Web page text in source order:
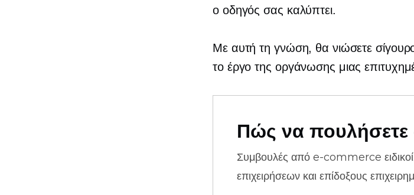
ο οδηγός σας καλύπτει.
Με αυτή τη γνώση, θα νιώσετε
το έργο της οργάνωσης μιας
Πώς να πουλήσετε
Συμβουλές από e-commerce
επιχειρήσεων και επίδοξους